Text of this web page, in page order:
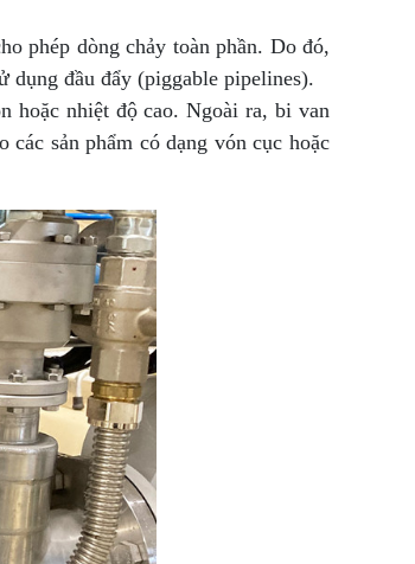
phép dòng chảy toàn phần. Do đó,
dụng đầu đẩy (piggable pipelines).
hoặc nhiệt độ cao. Ngoài ra, bi van
sản phẩm có dạng vón cục hoặc